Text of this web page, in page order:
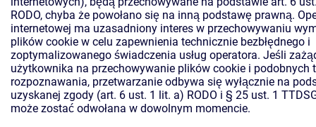
RODO, chyba że powołano się na inną podstawę prawną.
internetowej ma uzasadniony interes w przechowywaniu
plików cookie w celu zapewnienia technicznie bezbłędnego i
zoptymalizowanego świadczenia usług operatora. Jeśli
użytkownika na przechowywanie plików cookie i podobnych
rozpoznawania, przetwarzanie odbywa się wyłącznie na
uzyskanej zgody (art. 6 ust. 1 lit. a) RODO i § 25 ust. 1
może zostać odwołana w dowolnym momencie.